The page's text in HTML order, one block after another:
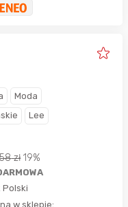
Moda
Lee
58zł 19%
Polski
w sklepie: